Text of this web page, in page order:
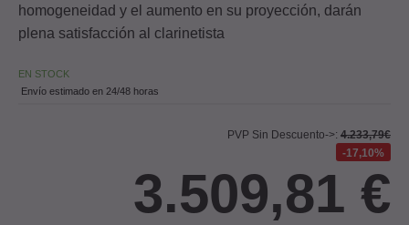
homogeneidad y el aumento en su proyección, darán
plena satisfacción al clarinetista
EN STOCK
Envío estimado en 24/48 horas
PVP Sin Descuento->: 4.233,79€
17,10%
3.509,81 €